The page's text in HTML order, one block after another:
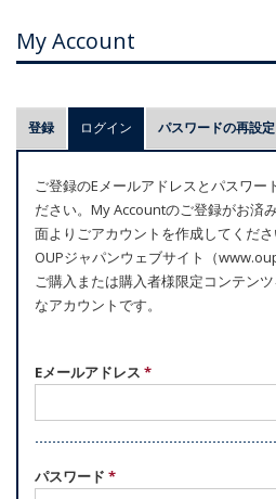
My Account
プ
ラ
マ
リ
ー
タ
ブ
登録 ログイン (アクティブなタブ)
パスワードの再設定
ご登録のEメールアドレスとパスワー
ださい。My Accountのご登録がお済
面よりごアカウントを作成してくださ
OUPジャパンウェブサイト（
ご購入または購入者様限定コンテン
なアカウントです。
Eメールアドレス *
パスワード *